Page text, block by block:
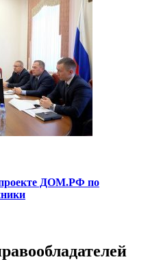
проекте ДОМ.РФ по